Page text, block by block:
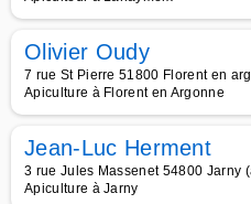
Olivier Oudy
7 rue St Pierre 51800 Florent en
Apiculture à Florent en Argonne
Jean-Luc Herment
3 rue Jules Massenet 54800 Jarny
Apiculture à Jarny